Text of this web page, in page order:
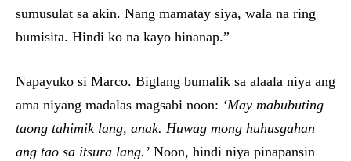
sumusulat sa akin. Nang mamatay siya, wala na ring
bumisita. Hindi ko na kayo hinanap.”
Napayuko si Marco. Biglang bumalik sa alaala niya ang
ama niyang madalas magsabi noon: ‘May mabubuting
taong tahimik lang, anak. Huwag mong huhusgahan
ang tao sa itsura lang.’ Noon, hindi niya pinapansin